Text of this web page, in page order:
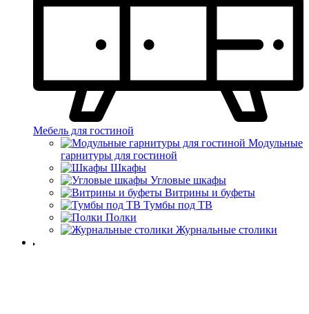
Мебель для гостиной
Модульные
гарнитуры для гостиной
Шкафы
Угловые шкафы
Витрины и буфеты
Тумбы под ТВ
Полки
Журнальные столики